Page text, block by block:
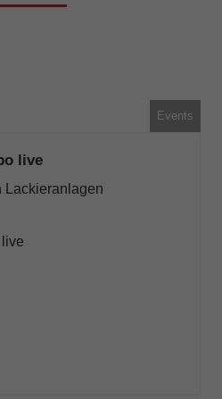
Events
live
Lackieranlagen